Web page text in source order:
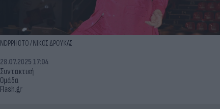
NDPPHOTO / ΝΙΚΟΣ ΔΡΟΥΚΑΣ
Συντακτική
Ομάδα
Flash.gr
28.07.2025 17:04